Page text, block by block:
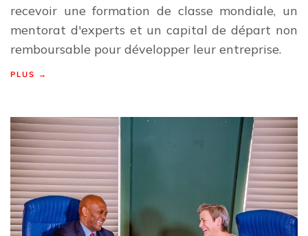
recevoir une formation de classe mondiale, un
mentorat d'experts et un capital de départ non
remboursable pour développer leur entreprise.
PLUS →